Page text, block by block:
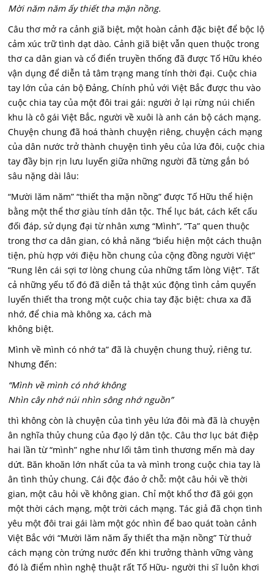
Mời năm năm ấy thiết tha mặn nồng.
Câu thơ mở ra cảnh giã biệt, một hoàn cảnh đặc biệt để bộc lộ
cảm xúc trữ tình dạt dào. Cảnh giã biệt vẫn quen thuộc trong
thơ ca dân gian và cổ điển truyền thống đã được Tố Hữu khéo
vận dụng để diễn tả tâm trạng mang tính thời đại. Cuộc chia
tay lớn của cán bộ Đảng, Chính phủ với Việt Bắc được thu vào
cuộc chia tay của một đôi trai gái: người ở lại rừng núi chiến
khu là cô gái Việt Bắc, người về xuôi là anh cán bộ cách mạng.
Chuyện chung đã hoá thành chuyện riêng, chuyện cách mạng
của dân nước trở thành chuyện tình yêu của lứa đôi, cuộc chia
tay đầy bịn rịn lưu luyến giữa những người đã từng gắn bó
sâu nặng dài lâu:
“Mười lăm năm” “thiết tha mặn nồng” được Tố Hữu thể hiện
bằng một thể thơ giàu tính dân tộc. Thể lục bát, cách kết cấu
đối đáp, sử dụng đại từ nhân xưng “Mình”, “Ta” quen thuộc
trong thơ ca dân gian, có khả năng “biểu hiện một cách thuận
tiện, phù hợp với điệu hồn chung của cộng đồng người Việt”
“Rung lên cái sợi tơ lòng chung của những tấm lòng Việt”. Tất
cả những yếu tố đó đã diễn tả thật xúc động tình cảm quyến
luyến thiết tha trong một cuộc chia tay đặc biệt: chưa xa đã
nhớ, để chia mà không xa, cách mà
không biệt.
Mình về mình có nhớ ta” đã là chuyện chung thuỷ, riêng tư.
Nhưng đến:
“Mình về mình có nhớ không
Nhìn cây nhớ núi nhìn sông nhớ nguồn”
thì không còn là chuyện của tình yêu lứa đôi mà đã là chuyện
ân nghĩa thủy chung của đạo lý dân tộc. Câu thơ lục bát điệp
hai lần từ “mình” nghe như lối tâm tình thương mến mà day
dứt. Băn khoăn lớn nhất của ta và mình trong cuộc chia tay là
ân tình thủy chung. Cái độc đáo ở chỗ: một câu hỏi về thời
gian, một câu hỏi về không gian. Chỉ một khổ thơ đã gói gọn
một thời cách mạng, một trời cách mạng. Tác giả đã chọn tình
yêu một đôi trai gái làm một góc nhìn để bao quát toàn cảnh
Việt Bắc với “Mười lăm năm ấy thiết tha mặn nồng” Từ thuở
cách mạng còn trứng nước đến khi trưởng thành vững vàng
đó là điểm nhìn nghệ thuật rất Tố Hữu- người thi sĩ luôn khơi